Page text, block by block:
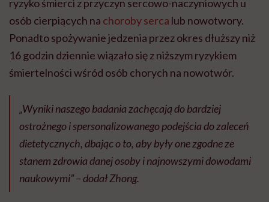
ryzyko śmierci z przyczyn sercowo-naczyniowych u
osób cierpiących na choroby serca lub nowotwory.
Ponadto spożywanie jedzenia przez okres dłuższy niż
16 godzin dziennie wiązało się z niższym ryzykiem
śmiertelności wśród osób chorych na nowotwór.
„Wyniki naszego badania zachęcają do bardziej
ostrożnego i spersonalizowanego podejścia do zaleceń
dietetycznych, dbając o to, aby były one zgodne ze
stanem zdrowia danej osoby i najnowszymi dowodami
naukowymi” – dodał Zhong.